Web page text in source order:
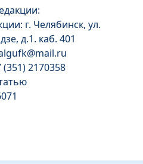
г. Челябинск, ул.
д.1. каб. 401
2170358